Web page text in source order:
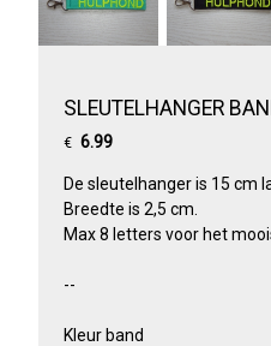
SLEUTELHANGER
€ 6.99
De sleutelhanger is 15 cm
Breedte is 2,5 cm.
Max 8 letters voor het
--
Kleur band